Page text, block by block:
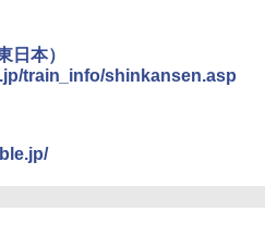
日本）
train_info/shinkansen.asp